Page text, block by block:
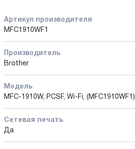
Артикул производителя
MFC1910WF1
Производитель
Brother
Модель
MFC-1910W, PCSF, Wi-Fi, (MFC1910WF1)
Сетевая печать
Да